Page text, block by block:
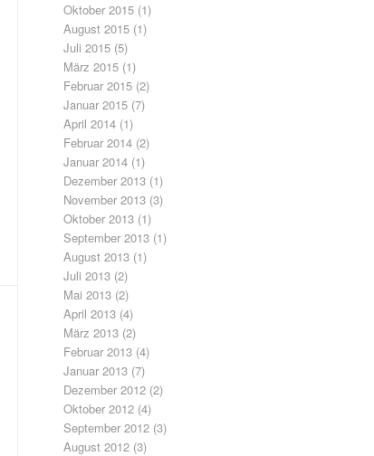
Oktober 2015 (1)
August 2015 (1)
Juli 2015 (5)
März 2015 (1)
Februar 2015 (2)
Januar 2015 (7)
April 2014 (1)
Februar 2014 (2)
Januar 2014 (1)
Dezember 2013 (1)
November 2013 (3)
Oktober 2013 (1)
September 2013 (1)
August 2013 (1)
Juli 2013 (2)
Mai 2013 (2)
April 2013 (4)
März 2013 (2)
Februar 2013 (4)
Januar 2013 (7)
Dezember 2012 (2)
Oktober 2012 (4)
September 2012 (3)
August 2012 (3)